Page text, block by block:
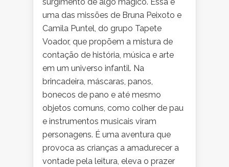
surgimento de algo mágico. Essa é
uma das missões de Bruna Peixoto e
Camila Puntel, do grupo Tapete
Voador, que propõem a mistura de
contação de história, música e arte
em um universo infantil. Na
brincadeira, máscaras, panos,
bonecos de pano e até mesmo
objetos comuns, como colher de pau
e instrumentos musicais viram
personagens. É uma aventura que
provoca as crianças a amadurecer a
vontade pela leitura, eleva o prazer